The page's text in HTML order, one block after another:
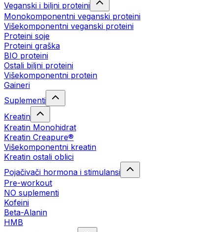
Veganski i biljni proteini
Monokomponentni veganski proteini
Višekomponentni veganski proteini
Proteini soje
Proteini graška
BIO proteini
Ostali biljni proteini
Višekomponentni protein
Gaineri
Suplementi
Kreatin
Kreatin Monohidrat
Kreatin Creapure®
Višekomponentni kreatin
Kreatin ostali oblici
Pojačivači hormona i stimulansi
Pre-workout
NO suplementi
Kofeini
Beta-Alanin
HMB